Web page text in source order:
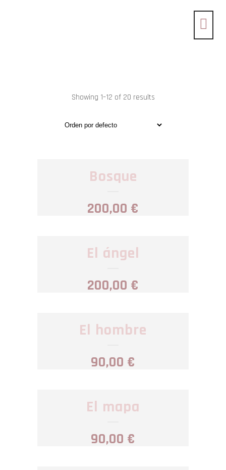
Showing 1–12 of 20 results
Bosque
200,00 €
El ángel
200,00 €
El hombre
90,00 €
El mapa
90,00 €